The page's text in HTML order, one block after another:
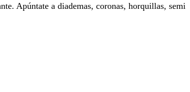
Apúntate a diademas, coronas, horquillas, semi